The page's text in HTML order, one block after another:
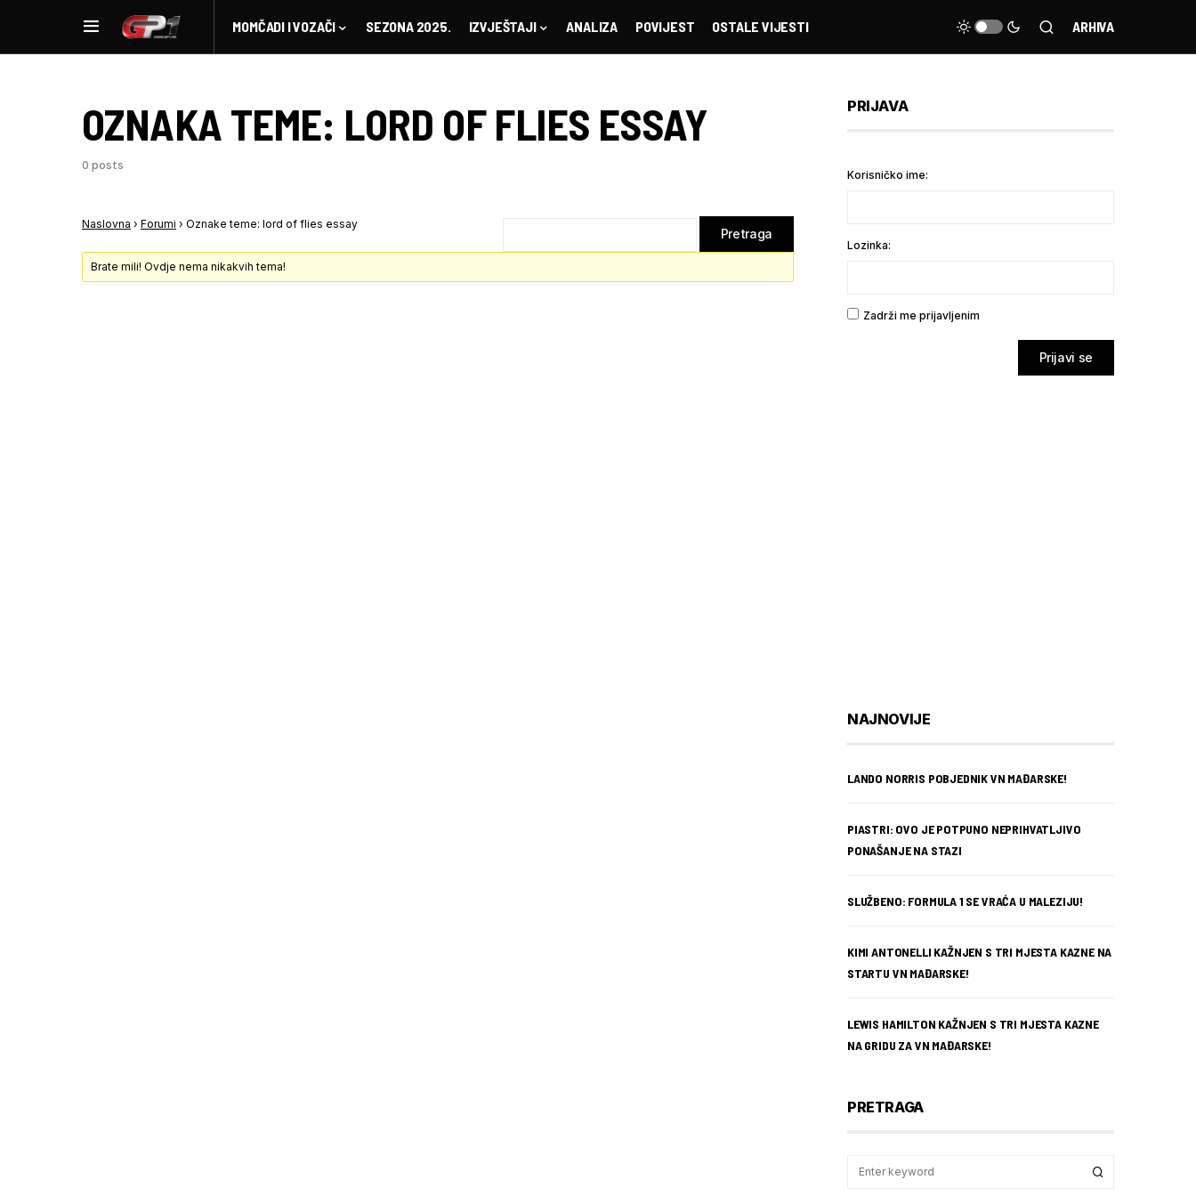
MOMČADI I VOZAČI SEZONA 2025. IZVJEŠTAJI ANALIZA POVIJEST OSTALE VIJESTI ARHIVA
OZNAKA TEME: LORD OF FLIES ESSAY
0 posts
Naslovna › Forumi › Oznake teme: lord of flies essay
Brate mili! Ovdje nema nikakvih tema!
PRIJAVA
Korisničko ime:
Lozinka:
Zadrži me prijavljenim
Prijavi se
NAJNOVIJE
LANDO NORRIS POBJEDNIK VN MAĐARSKE!
PIASTRI: OVO JE POTPUNO NEPRIHVATLJIVO
PONAŠANJE NA STAZI
SLUŽBENO: FORMULA 1 SE VRAĆA U MALEZIJU!
KIMI ANTONELLI KAŽNJEN S TRI MJESTA KAZNE NA
STARTU VN MAĐARSKE!
LEWIS HAMILTON KAŽNJEN S TRI MJESTA KAZNE
NA GRIDU ZA VN MAĐARSKE!
PRETRAGA